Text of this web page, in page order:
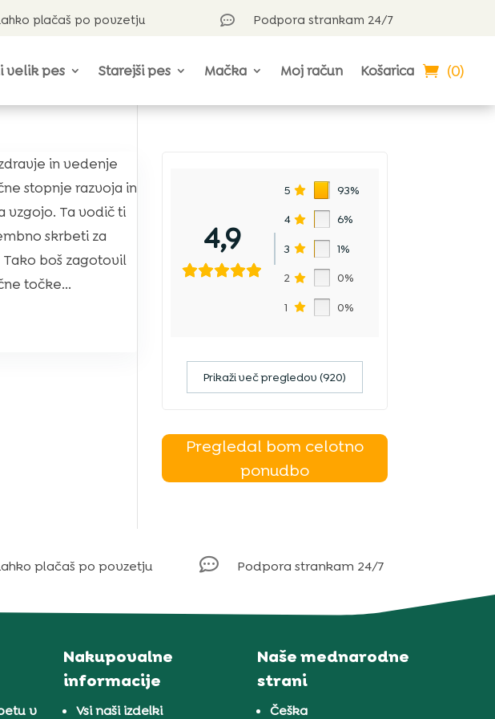
plačaš po povzetju  Podpora strankam 24/7
velik pes Starejši pes Mačka Moj račun Košarica (0)
in vedenje
stopnje razvoja in
vzgojo. Ta vodič ti
skrbeti za
boš zagotovil
točke...
4,9
5 93%
4 6%
3 1%
2 0%
1 0%
Prikaži več pregledov (920)
Pregledal bom celotno
ponudbo
plačaš po povzetju  Podpora strankam 24/7
v
Nakupovalne
informacije
Vsi naši izdelki
Naše mednarodne
strani
Češka